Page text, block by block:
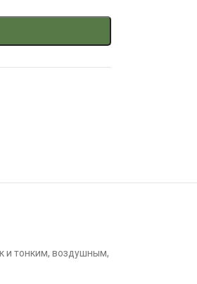
и тонким, воздушным,